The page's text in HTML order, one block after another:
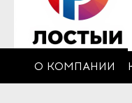
О КОМПАНИИ